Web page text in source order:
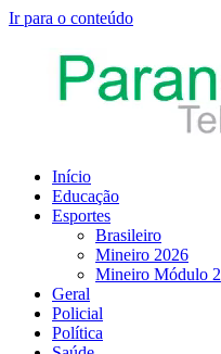
Ir para o conteúdo
Início
Educação
Esportes
Brasileiro
Mineiro 2026
Mineiro Módulo 2
Geral
Policial
Política